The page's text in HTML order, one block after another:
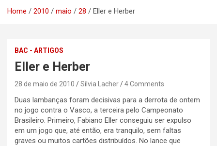
Home 2010 maio 28 Eller e Herber
BAC - ARTIGOS
Eller e Herber
28 de maio de 2010 Silvia Lacher 4 Comments
Duas lambanças foram decisivas para a derrota de ontem
no jogo contra o Vasco, a terceira pelo Campeonato
Brasileiro. Primeiro, Fabiano Eller conseguiu ser expulso
em um jogo que, até então, era tranquilo, sem faltas
graves ou muitos cartões distribuídos. No lance que